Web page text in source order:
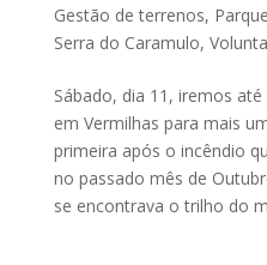
Gestão de terrenos,
Serra do Caramulo,
Sábado, dia 11, iremos
em Vermilhas para mais
primeira após o incêndio
no passado mês de
se encontrava o trilho do